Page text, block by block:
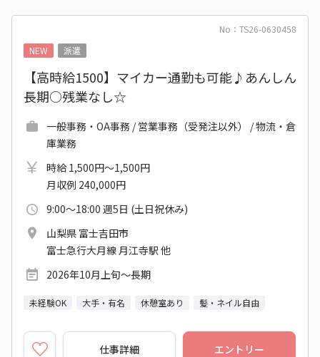
No：TS26-0630458
NEW
派遣
【高時給1500】マイカー通勤も可能♪あんしん
長期○残業なし☆
一般事務・OA事務 / 営業事務（受発注以外） / 物流・倉
庫業務
時給 1,500円～1,500円
月収例 240,000円
9:00～18:00 週5日 (土日祝休み)
山梨県 富士吉田市
富士急行大月線 月江寺駅 他
2026年10月上旬～長期
未経験OK 大手・有名 休憩室あり 髪・ネイル自由
仕事詳細 エントリー